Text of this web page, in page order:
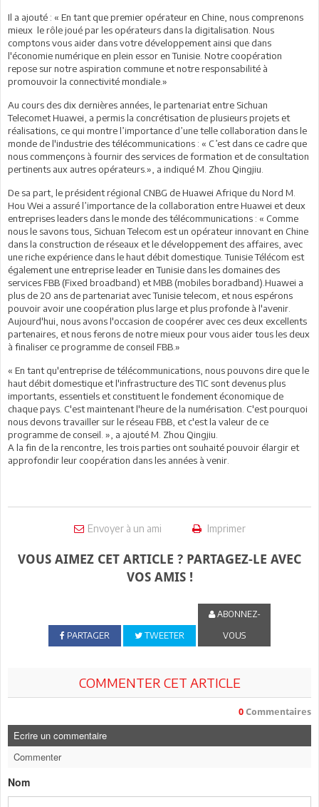
Il a ajouté : « En tant que premier opérateur en Chine, nous comprenons
mieux le rôle joué par les opérateurs dans la digitalisation. Nous
comptons vous aider dans votre développement ainsi que dans
l'économie numérique en plein essor en Tunisie. Notre coopération
repose sur notre aspiration commune et notre responsabilité à
promouvoir la connectivité mondiale.»
Au cours des dix dernières années, le partenariat entre Sichuan
Telecomet Huawei, a permis la concrétisation de plusieurs projets et
réalisations, ce qui montre l’importance d’une telle collaboration dans le
monde de l'industrie des télécommunications : « C’est dans ce cadre que
nous commençons à fournir des services de formation et de consultation
pertinents aux autres opérateurs.», a indiqué M. Zhou Qingjiu.
De sa part, le président régional CNBG de Huawei Afrique du Nord M.
Hou Wei a assuré l’importance de la collaboration entre Huawei et deux
entreprises leaders dans le monde des télécommunications : « Comme
nous le savons tous, Sichuan Telecom est un opérateur innovant en Chine
dans la construction de réseaux et le développement des affaires, avec
une riche expérience dans le haut débit domestique. Tunisie Télécom est
également une entreprise leader en Tunisie dans les domaines des
services FBB (Fixed broadband) et MBB (mobiles boradband).Huawei a
plus de 20 ans de partenariat avec Tunisie telecom, et nous espérons
pouvoir avoir une coopération plus large et plus profonde à l'avenir.
Aujourd'hui, nous avons l'occasion de coopérer avec ces deux excellents
partenaires, et nous ferons de notre mieux pour vous aider tous les deux
à finaliser ce programme de conseil FBB.»
« En tant qu'entreprise de télécommunications, nous pouvons dire que le
haut débit domestique et l'infrastructure des TIC sont devenus plus
importants, essentiels et constituent le fondement économique de
chaque pays. C'est maintenant l'heure de la numérisation. C'est pourquoi
nous devons travailler sur le réseau FBB, et c'est la valeur de ce
programme de conseil. », a ajouté M. Zhou Qingjiu.
A la fin de la rencontre, les trois parties ont souhaité pouvoir élargir et
approfondir leur coopération dans les années à venir.
Envoyer à un ami Imprimer
VOUS AIMEZ CET ARTICLE ? PARTAGEZ-LE AVEC
VOS AMIS !
PARTAGER TWEETER
ABONNEZ-
VOUS
COMMENTER CET ARTICLE
0 Commentaires
Ecrire un commentaire
Commenter
Nom